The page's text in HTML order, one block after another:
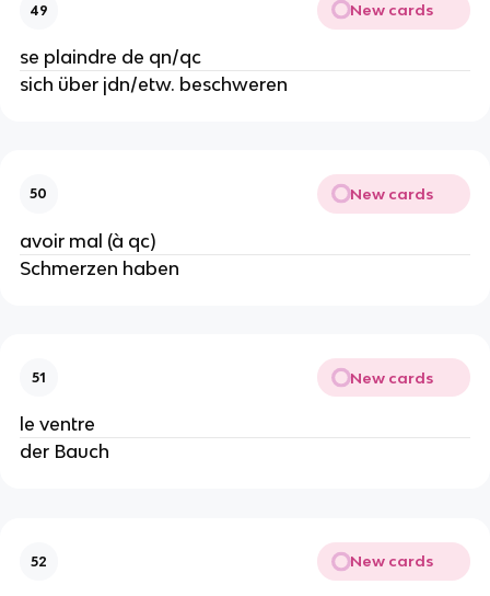
49 New cards
se plaindre de qn/qc
sich über jdn/etw. beschweren
50 New cards
avoir mal (à qc)
Schmerzen haben
51 New cards
le ventre
der Bauch
52 New cards